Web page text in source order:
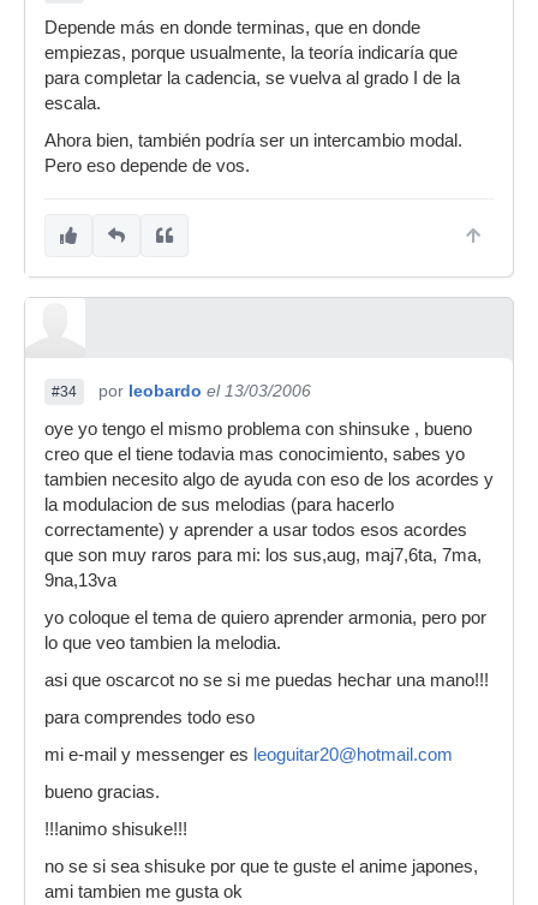
Depende más en donde terminas, que en donde
empiezas, porque usualmente, la teoría indicaría que
para completar la cadencia, se vuelva al grado I de la
escala.
Ahora bien, también podría ser un intercambio modal.
Pero eso depende de vos.
#34 por leobardo el 13/03/2006
oye yo tengo el mismo problema con shinsuke , bueno
creo que el tiene todavia mas conocimiento, sabes yo
tambien necesito algo de ayuda con eso de los acordes y
la modulacion de sus melodias (para hacerlo
correctamente) y aprender a usar todos esos acordes
que son muy raros para mi: los sus,aug, maj7,6ta, 7ma,
9na,13va
yo coloque el tema de quiero aprender armonia, pero por
lo que veo tambien la melodia.
asi que oscarcot no se si me puedas hechar una mano!!!
para comprendes todo eso
mi e-mail y messenger es leoguitar20@hotmail.com
bueno gracias.
!!!animo shisuke!!!
no se si sea shisuke por que te guste el anime japones,
ami tambien me gusta ok